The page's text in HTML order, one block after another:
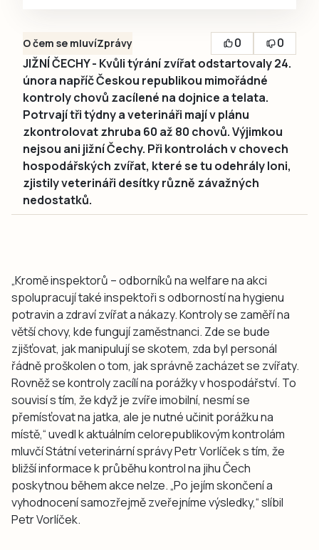
O čem se mluvíZprávy 0
0
JIŽNÍ ČECHY - Kvůli týrání zvířat odstartovaly 24.
února napříč Českou republikou mimořádné
kontroly chovů zacílené na dojnice a telata.
Potrvají tři týdny a veterináři mají v plánu
zkontrolovat zhruba 60 až 80 chovů. Výjimkou
nejsou ani jižní Čechy. Při kontrolách v chovech
hospodářských zvířat, které se tu odehrály loni,
zjistily veterináři desítky různě závažných
nedostatků.
„Kromě inspektorů – odborníků na welfare na akci
spolupracují také inspektoři s odborností na hygienu
potravin a zdraví zvířat a nákazy. Kontroly se zaměří na
větší chovy, kde fungují zaměstnanci. Zde se bude
zjišťovat, jak manipulují se skotem, zda byl personál
řádně proškolen o tom, jak správně zacházet se zvířaty.
Rovněž se kontroly zacílí na porážky v hospodářství. To
souvisí s tím, že když je zvíře imobilní, nesmí se
přemísťovat na jatka, ale je nutné učinit porážku na
místě,“ uvedl k aktuálním celorepublikovým kontrolám
mluvčí Státní veterinární správy Petr Vorlíček s tím, že
bližší informace k průběhu kontrol na jihu Čech
poskytnou během akce nelze. „Po jejím skončení a
vyhodnocení samozřejmě zveřejníme výsledky,“ slíbil
Petr Vorlíček.